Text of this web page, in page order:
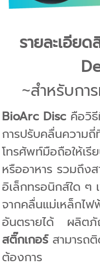
รายละเอีย
~สำหรับกา
BioArc Disc คือวิ
การปรับคลื่นความถี่
โทรศัพท์มือถือให้เ
หรืออาหาร รวมถึง
อิเล็กทรอนิกส์ใด ๆ
จากคลื่นแม่เหล็กไฟ
อันตรายได้ ผลิตภั
สติ๊กเกอร์สามารถ
ต้องการ